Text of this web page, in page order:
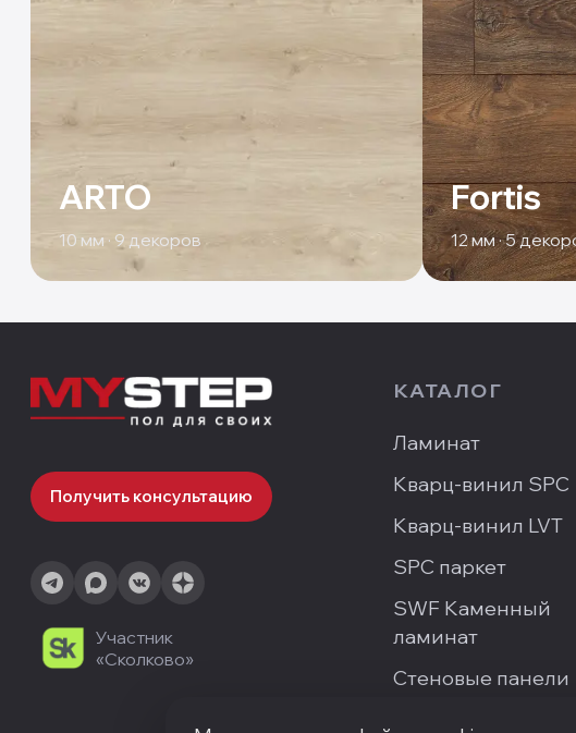
ARTO
10 мм · 9 декоров
Fortis
12мм ·5
Получить консультацию
Участник
«Сколково»
КАТАЛОГ
Ламинат
Кварц-винил SPC
Кварц-винил LVT
SPC паркет
SWF Каменный
ламинат
Стеновые панели